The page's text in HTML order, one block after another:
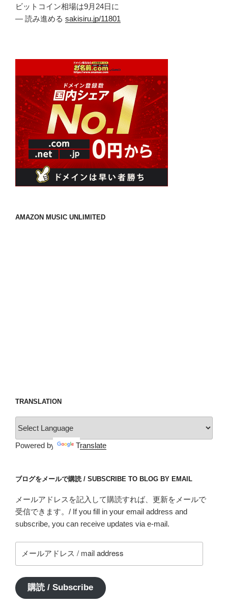
ビットコイン相場は9月24日に
— 読み進める sakisiru.jp/11801
AMAZON MUSIC UNLIMITED
TRANSLATION
Powered by Translate
ブログをメールで購読 / SUBSCRIBE TO BLOG BY EMAIL
メールアドレスを記入して購読すれば、更新をメールで
受信できます。/ If you fill in your email address and
subscribe, you can receive updates via e-mail.
ー
ア
ド
購読 / Subscribe